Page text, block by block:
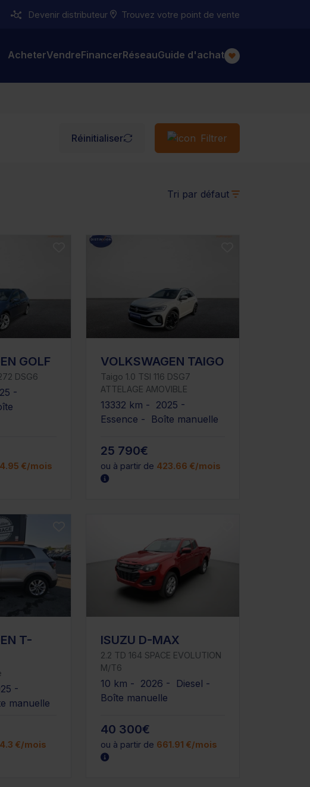
Devenir distributeur Trouvez votre point de vente
AcheterVendreFinancerRéseauGuide d'achat
Réinitialiser Filtrer
Tri par défaut
GOLF
DSG6
-
€/mois
VOLKSWAGEN TAIGO
Taigo 1.0 TSI 116 DSG7
ATTELAGE AMOVIBLE
13332 km - 2025 -
Essence - Boîte manuelle
25 790€
ou à partir de 423.66 €/mois
T-
-
manuelle
€/mois
ISUZU D-MAX
2.2 TD 164 SPACE EVOLUTION
M/T6
10 km - 2026 - Diesel -
Boîte manuelle
40 300€
ou à partir de 661.91 €/mois